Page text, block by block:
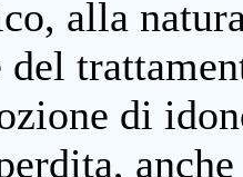
alla
del
di